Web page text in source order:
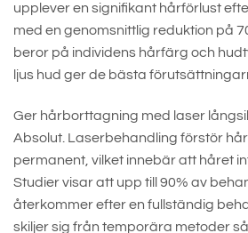
upplever en signifikant hårförlust
med en genomsnittlig reduktion på
beror på individens hårfärg och
ljus hud ger de bästa
Ger hårborttagning med laser
Absolut. Laserbehandling förstör
permanent, vilket innebär att håret
Studier visar att upp till 90% av
återkommer efter en fullständig
skiljer sig från temporära metoder